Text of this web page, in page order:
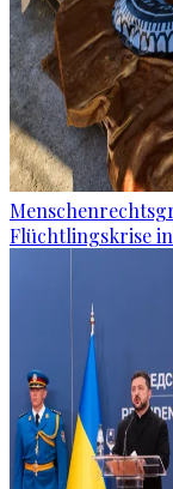
Flüchtlingskrise